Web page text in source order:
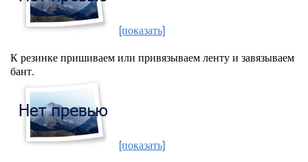
[показать]
К резинке пришиваем или привязываем ленту и завязываем
бант.
[показать]